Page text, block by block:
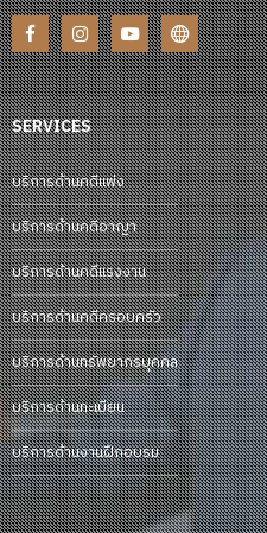
SERVICES
บริการด้านคดีแพ่ง
บริการด้านคดีอาญา
บริการด้านคดีแรงงาน
บริการด้านคดีครอบครัว
บริการด้านทรัพยากรบุคคล
บริการด้านทะเบียน
บริการด้านงานฝึกอบรม